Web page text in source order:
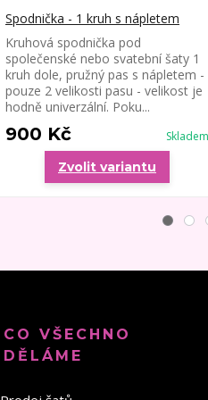
Spodnička - 1 kruh s nápletem
Kruhová spodnička pod
společenské nebo svatební šaty 1
kruh dole, pružný pas s nápletem -
pouze 2 velikosti pasu - velikost je
hodně univerzální. Poku...
900 Kč Skladem
Zvolit variantu
CO VŠECHNO
DĚLÁME